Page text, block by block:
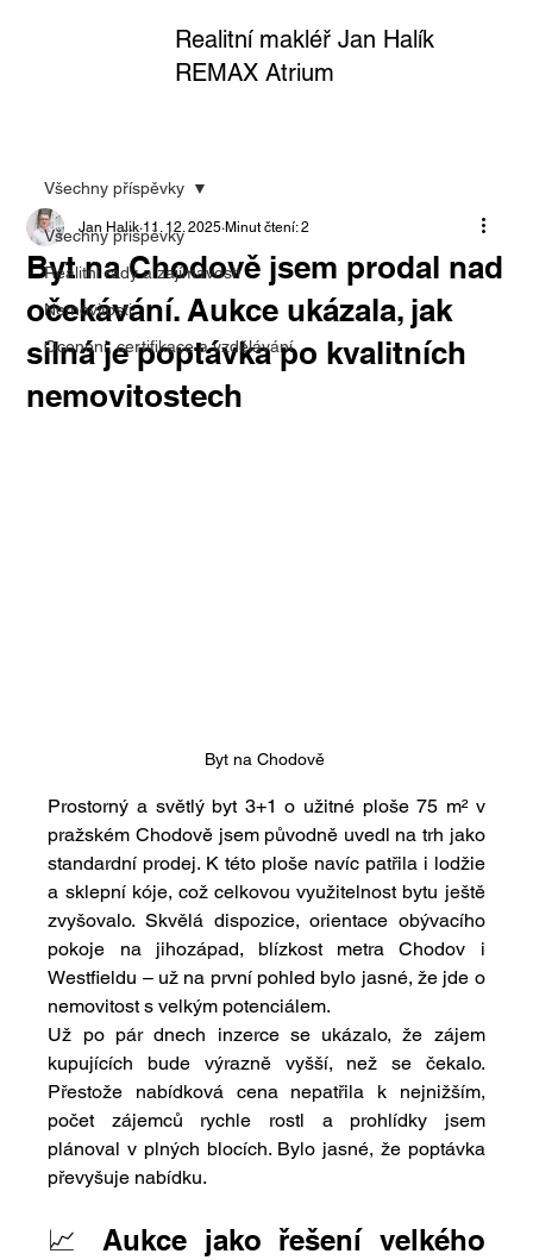
Realitní makléř Jan Halík
REMAX Atrium
Všechny příspěvky
Realitní rady a zajímavosti
Nemovitosti
Ocenění, certifikace a vzdělávání
Všechny příspěvky
Byt na Chodově jsem prodal nad
očekávání. Aukce ukázala, jak
silná je poptávka po kvalitních
nemovitostech
Jan Halik 11. 12. 2025 Minut čtení: 2
Byt na Chodově
Prostorný a světlý byt 3+1 o užitné ploše 75 m² v
pražském Chodově jsem původně uvedl na trh jako
standardní prodej. K této ploše navíc patřila i lodžie
a sklepní kóje, což celkovou využitelnost bytu ještě
zvyšovalo. Skvělá dispozice, orientace obývacího
pokoje na jihozápad, blízkost metra Chodov i
Westfieldu – už na první pohled bylo jasné, že jde o
nemovitost s velkým potenciálem.
Už po pár dnech inzerce se ukázalo, že zájem
kupujících bude výrazně vyšší, než se čekalo.
Přestože nabídková cena nepatřila k nejnižším,
počet zájemců rychle rostl a prohlídky jsem
plánoval v plných blocích. Bylo jasné, že poptávka
převyšuje nabídku.
📈 Aukce jako řešení velkého